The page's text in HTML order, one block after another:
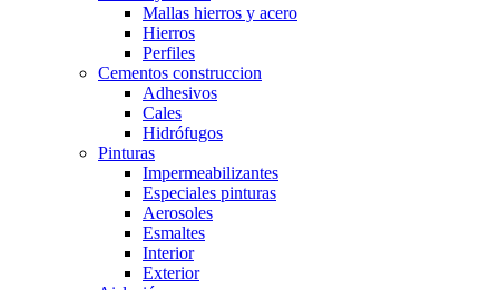
Mallas hierros y acero
Hierros
Perfiles
Cementos construccion
Adhesivos
Cales
Hidrófugos
Pinturas
Impermeabilizantes
Especiales pinturas
Aerosoles
Esmaltes
Interior
Exterior